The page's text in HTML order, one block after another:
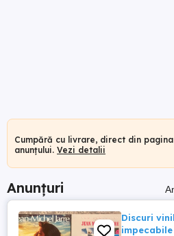
Cumpără cu livrare, direct din pagina
anunțului. Vezi detalii
Anunțuri
Discuri
impecabile